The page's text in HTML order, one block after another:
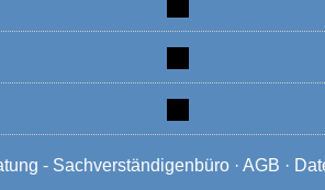
- Sachverständigenbüro · AGB ·